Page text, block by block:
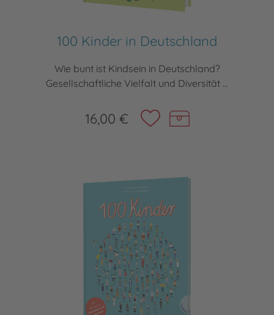
100 Kinder in Deutschland
Wie bunt ist Kindsein in Deutschland?
Gesellschaftliche Vielfalt und Diversität ...
16,00 €